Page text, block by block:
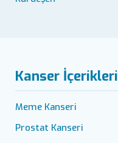
Kanser İçerikleri
Meme Kanseri
Prostat Kanseri